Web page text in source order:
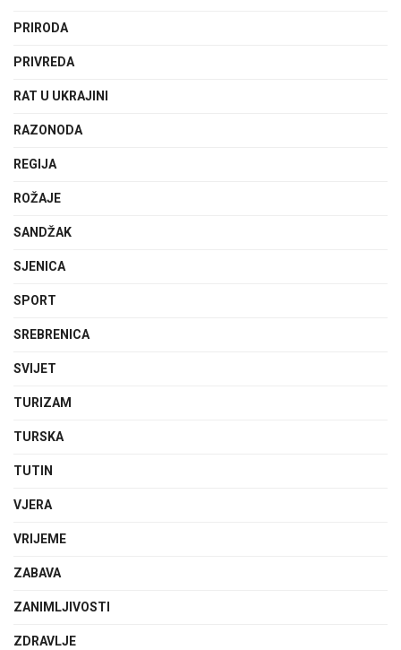
PRIRODA
PRIVREDA
RAT U UKRAJINI
RAZONODA
REGIJA
ROŽAJE
SANDŽAK
SJENICA
SPORT
SREBRENICA
SVIJET
TURIZAM
TURSKA
TUTIN
VJERA
VRIJEME
ZABAVA
ZANIMLJIVOSTI
ZDRAVLJE